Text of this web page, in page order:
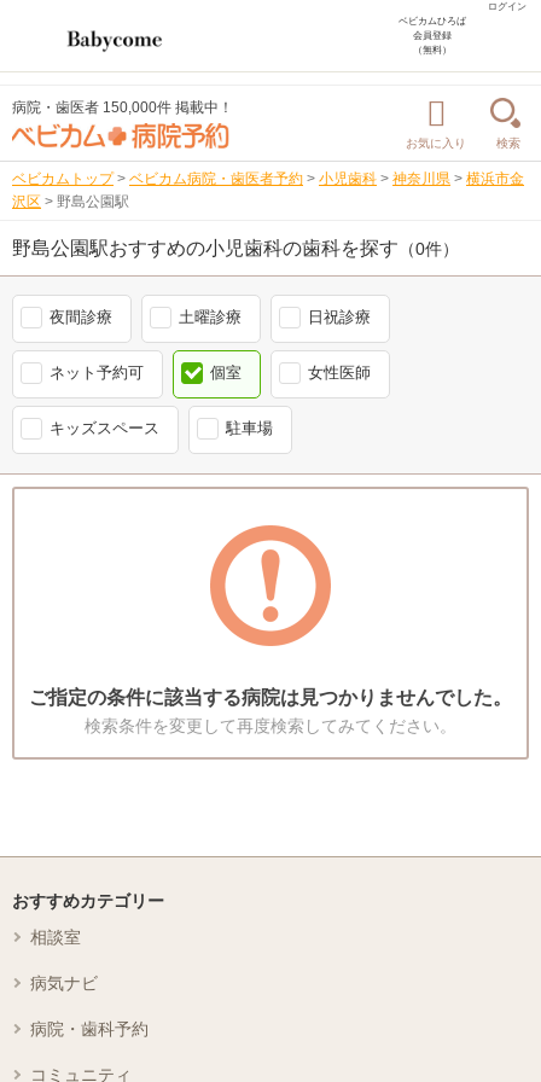
ログイン
ベビカムひろば
会員登録
（無料）
病院・歯医者 150,000件 掲載中！
お気に入り 検索
ベビカムトップ > ベビカム病院・歯医者予約 > 小児歯科 > 神奈川県 > 横浜市金
沢区 > 野島公園駅
野島公園駅おすすめの小児歯科の歯科を探す （0件）
夜間診療 土曜診療 日祝診療
ネット予約可 個室 女性医師
キッズスペース 駐車場
ご指定の条件に該当する病院は見つかりませんでした。
検索条件を変更して再度検索してみてください。
おすすめカテゴリー
相談室
病気ナビ
病院・歯科予約
コミュニティ